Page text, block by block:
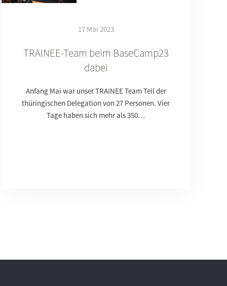
17 Mai 2023
TRAINEE-Team beim BaseCamp23
dabei
Anfang Mai war unser TRAINEE Team Teil der
thüringischen Delegation von 27 Personen. Vier
Tage haben sich mehr als 350…